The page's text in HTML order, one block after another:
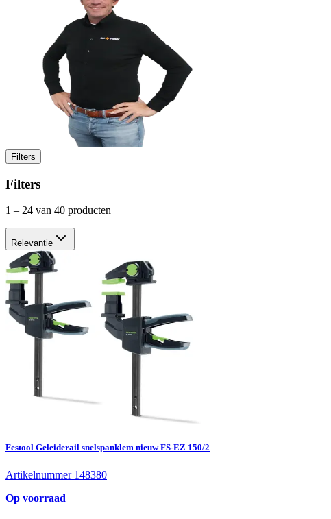
Filters
Filters
1 – 24 van 40 producten
Relevantie
Festool Geleiderail snelspanklem nieuw FS-EZ 150/2
Artikelnummer 148380
Op voorraad